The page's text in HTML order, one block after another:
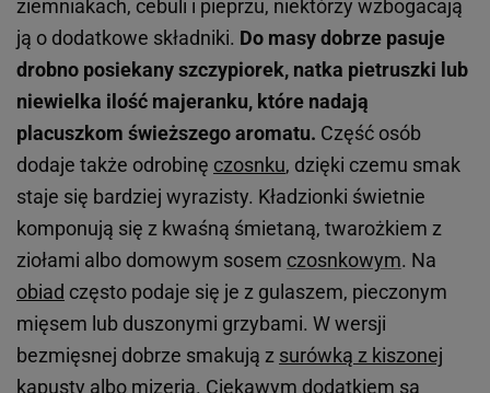
ziemniakach, cebuli i pieprzu, niektórzy wzbogacają
ją o dodatkowe składniki. Do masy dobrze pasuje
drobno posiekany szczypiorek, natka pietruszki lub
niewielka ilość majeranku, które nadają
placuszkom świeższego aromatu. Część osób
dodaje także odrobinę czosnku, dzięki czemu smak
staje się bardziej wyrazisty. Kładzionki świetnie
komponują się z kwaśną śmietaną, twarożkiem z
ziołami albo domowym sosem czosnkowym. Na
obiad często podaje się je z gulaszem, pieczonym
mięsem lub duszonymi grzybami. W wersji
bezmięsnej dobrze smakują z surówką z kiszonej
kapusty albo mizerią. Ciekawym dodatkiem są